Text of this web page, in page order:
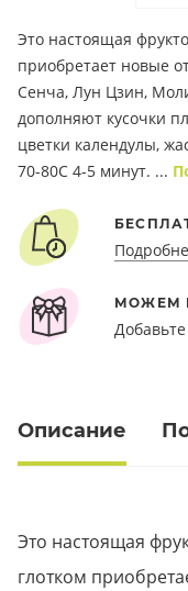
Это настоящая
приобретает новые
Сенча, Лун Цзин,
дополняют кусочки
цветки календулы,
70-80С 4-5 минут. ...
МОЖЕМ
Описание
Это настоящая
глотком